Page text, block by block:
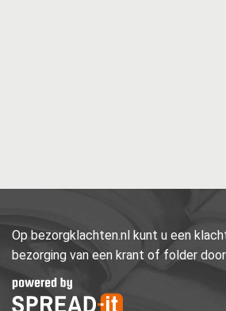
Op bezorgklachten.nl kunt u een
bezorging van een krant of folder